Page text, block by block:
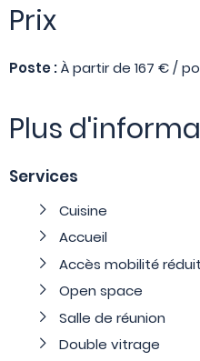
Prix
Poste :À partir de 167 € /
Plus
Services
Cuisine
Accueil
Accès mobilité
Open space
Salle de réunion
Double vitrage